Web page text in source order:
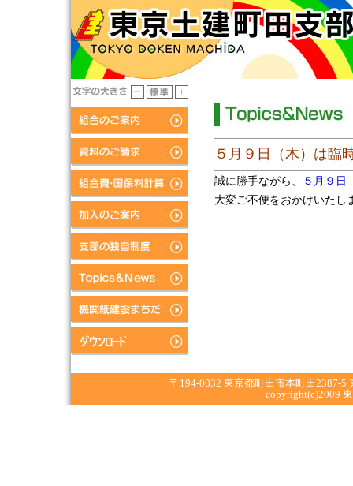
５月９日（木）は臨
誠に勝手ながら、
５月９日
大変ご不便をおかけいたし
〒194-0032 東京都町田市本町田2387-5
copyright(c)2009